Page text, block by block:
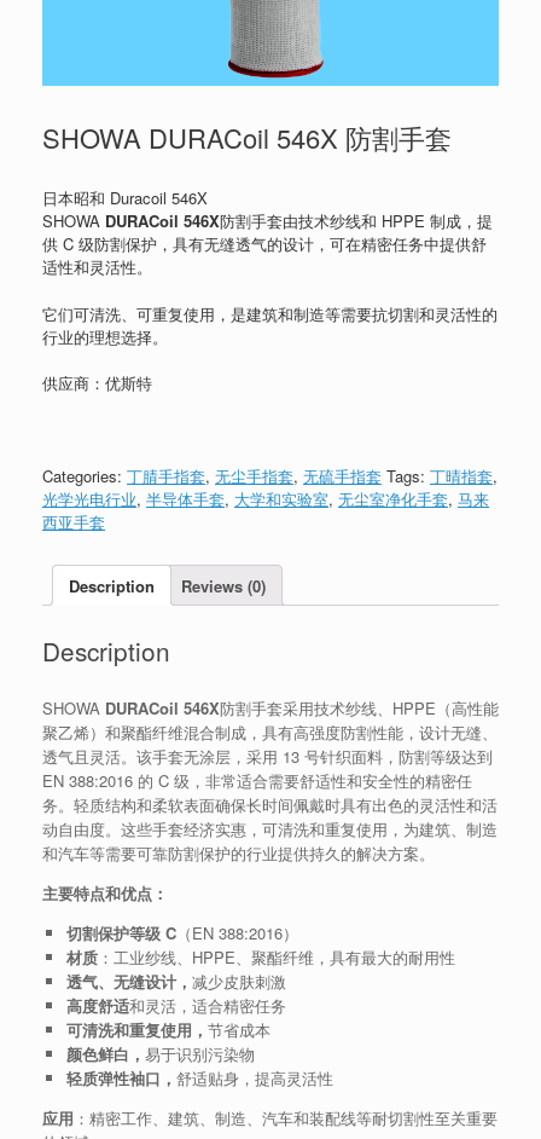
SHOWA DURACoil 546X 防割手套
日本昭和 Duracoil 546X
SHOWA DURACoil 546X防割手套由技术纱线和 HPPE 制成，提
供 C 级防割保护，具有无缝透气的设计，可在精密任务中提供舒
适性和灵活性。
它们可清洗、可重复使用，是建筑和制造等需要抗切割和灵活性的
行业的理想选择。
供应商：优斯特
Categories: 丁腈手指套, 无尘手指套, 无硫手指套 Tags: 丁晴指套,
光学光电行业, 半导体手套, 大学和实验室, 无尘室净化手套, 马来
西亚手套
Description Reviews (0)
Description
SHOWA DURACoil 546X防割手套采用技术纱线、HPPE（高性能
聚乙烯）和聚酯纤维混合制成，具有高强度防割性能，设计无缝、
透气且灵活。该手套无涂层，采用 13 号针织面料，防割等级达到
EN 388:2016 的 C 级，非常适合需要舒适性和安全性的精密任
务。轻质结构和柔软表面确保长时间佩戴时具有出色的灵活性和活
动自由度。这些手套经济实惠，可清洗和重复使用，为建筑、制造
和汽车等需要可靠防割保护的行业提供持久的解决方案。
主要特点和优点：
切割保护等级 C（EN 388:2016）
材质：工业纱线、HPPE、聚酯纤维，具有最大的耐用性
透气、无缝设计， 减少皮肤刺激
高度舒适和灵活，适合精密任务
可清洗和重复使用， 节省成本
颜色鲜白， 易于识别污染物
轻质弹性袖口， 舒适贴身，提高灵活性
应用 ：精密工作、建筑、制造、汽车和装配线等耐切割性至关重要